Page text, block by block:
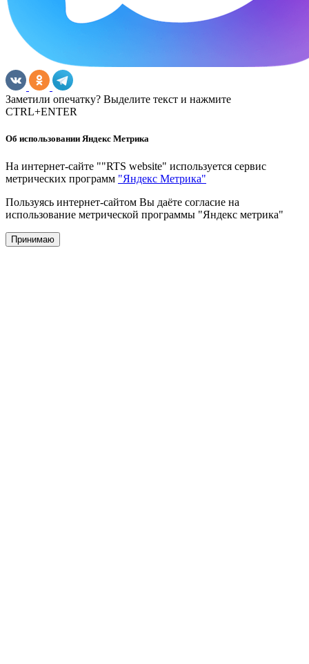
Заметили опечатку? Выделите текст и нажмите
CTRL+ENTER
Об использовании Яндекс Метрика
На интернет-сайте ""RTS website" используется сервис
метрических программ "Яндекс Метрика"
Пользуясь интернет-сайтом Вы даёте согласие на
использование метрической программы "Яндекс метрика"
Принимаю